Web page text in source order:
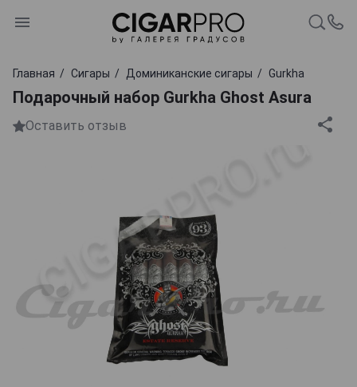
Главная Сигары Доминиканские сигары Gurkha
Подарочный набор Gurkha Ghost Asura
Оставить отзыв